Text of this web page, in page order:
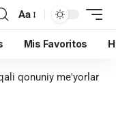
Aa
Mis Favoritos
qonuniy me'yorlar